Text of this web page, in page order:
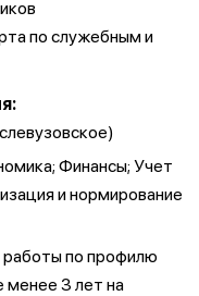
по служебным и
Финансы; Учет
и нормирование
по профилю
менее 3 лет на